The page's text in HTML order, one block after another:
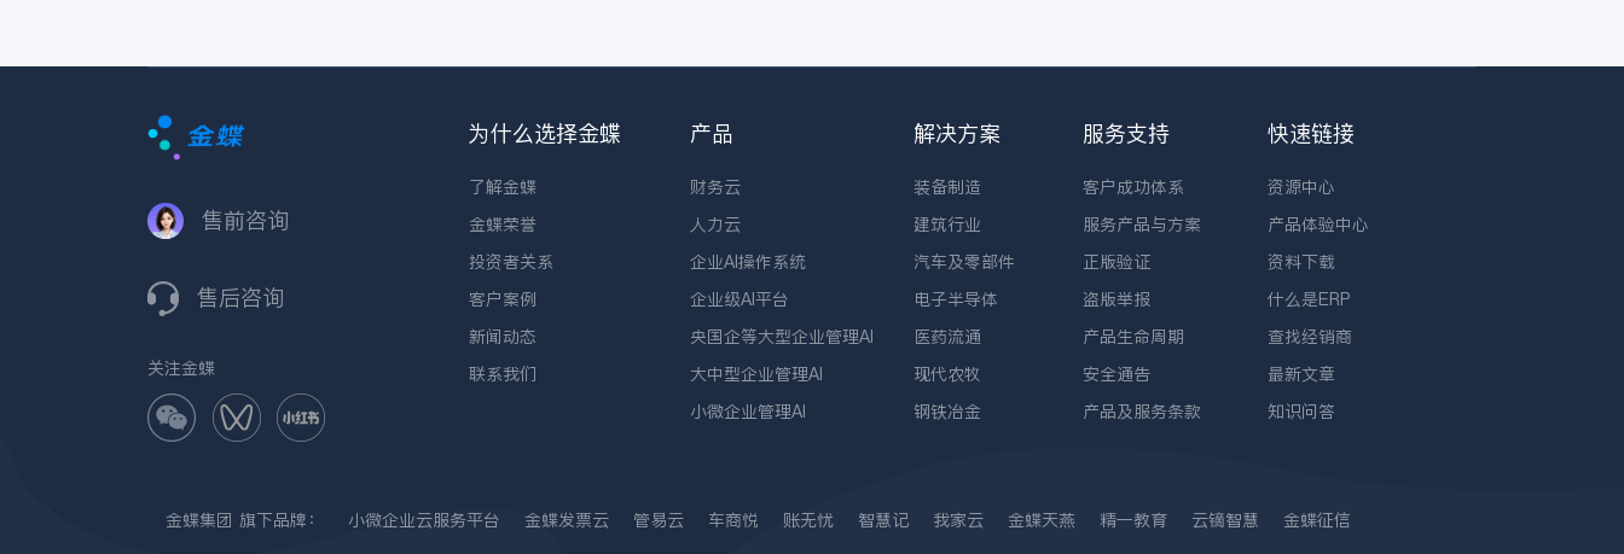
售前咨询
售后咨询
关注金蝶
为什么选择金蝶
了解金蝶
金蝶荣誉
投资者关系
客户案例
新闻动态
联系我们
产品
财务云
人力云
企业AI操作系统
企业级AI平台
央国企等大型企业管理AI
大中型企业管理AI
小微企业管理AI
解决方案
装备制造
建筑行业
汽车及零部件
电子半导体
医药流通
现代农牧
钢铁冶金
服务支持
客户成功体系
服务产品与方案
正版验证
盗版举报
产品生命周期
安全通告
产品及服务条款
快速链接
资源中心
产品体验中心
资料下载
什么是ERP
查找经销商
最新文章
知识问答
金蝶集团 旗下品牌： 小微企业云服务平台 金蝶发票云 管易云 车商悦 账无忧 智慧记 我家云 金蝶天燕 精一教育 云镝智慧 金蝶征信